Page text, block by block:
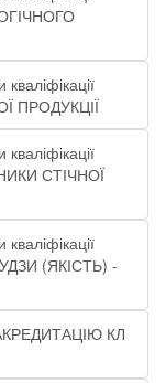
ПРОДУКЦІЇ
СТІЧНОЇ
(ЯКІСТЬ) -
КЛ